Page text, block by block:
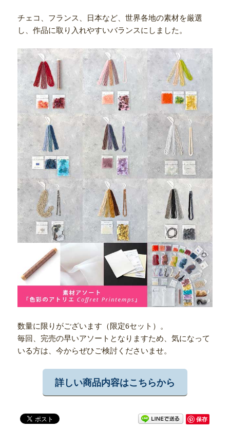
チェコ、フランス、日本など、世界各地の素材を厳選
し、作品に取り入れやすいバランスにしました。
数量に限りがございます（限定6セット）。
毎回、完売の早いアソートとなりますため、気になって
いる方は、今からぜひご検討くださいませ。
詳しい商品内容はこちらから
保存